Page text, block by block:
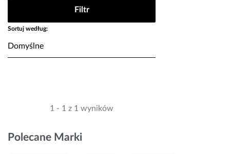
Filtr
Sortuj według:
1 - 1 z 1 wyników
Polecane Marki